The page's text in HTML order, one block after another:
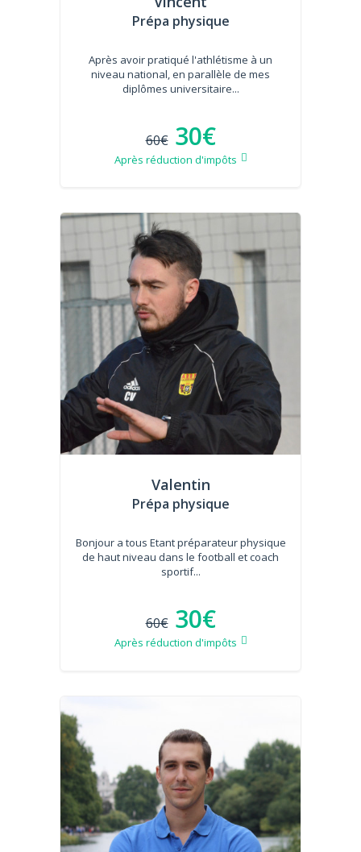
Prépa physique
Après avoir pratiqué l'athlétisme à un
niveau national, en parallèle de mes
diplômes universitaire...
60€ 30€
Après réduction d'impôts
Valentin
Prépa physique
Bonjour a tous Etant préparateur physique
de haut niveau dans le football et coach
sportif...
60€ 30€
Après réduction d'impôts